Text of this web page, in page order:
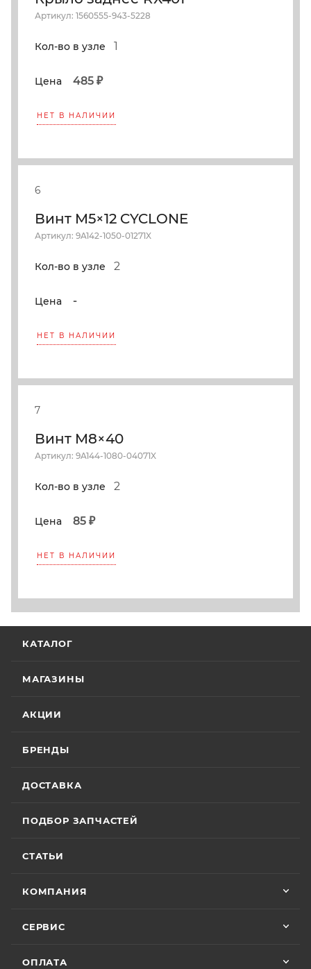
Артикул: 1560555-943-5228
Кол-во в узле 1
Цена 485 ₽
НЕТ В НАЛИЧИИ
6
Винт M5×12 CYCLONE
Артикул: 9A142-1050-01271X
Кол-во в узле 2
Цена -
НЕТ В НАЛИЧИИ
7
Винт M8×40
Артикул: 9A144-1080-04071X
Кол-во в узле 2
Цена 85 ₽
НЕТ В НАЛИЧИИ
КАТАЛОГ
МАГАЗИНЫ
АКЦИИ
БРЕНДЫ
ДОСТАВКА
ПОДБОР ЗАПЧАСТЕЙ
СТАТЬИ
КОМПАНИЯ
СЕРВИС
ОПЛАТА